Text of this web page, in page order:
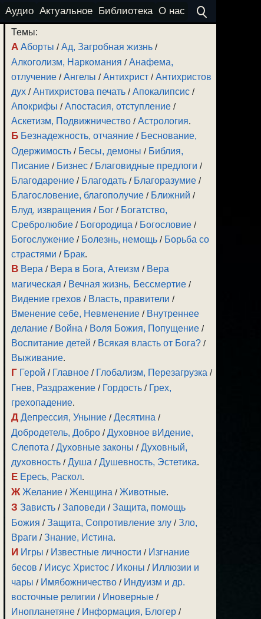
Аудио Актуальное Библиотека О нас
Темы:
А Аборты /Ад, Загробная жизнь /
Алкоголизм, Наркомания /Анафема,
отлучение /Ангелы /Антихрист /Антихристов
дух /Антихристова печать /Апокалипсис /
Апокрифы /Апостасия, отступление /
Аскетизм, Подвижничество /Астрология.
Б Безнадежность, отчаяние / Беснование,
Одержимость / Бесы, демоны / Библия,
Писание / Бизнес / Благовидные предлоги /
Благодарение / Благодать / Благоразумие /
Благословение, благополучие / Ближний /
Блуд, извращения / Бог / Богатство,
Сребролюбие / Богородица / Богословие /
Богослужение / Болезнь, немощь / Борьба со
страстями / Брак.
В Вера / Вера в Бога, Атеизм / Вера
магическая / Вечная жизнь, Бессмертие /
Видение грехов / Власть, правители /
Вменение себе, Невменение / Внутреннее
делание / Война / Воля Божия, Попущение /
Воспитание детей / Всякая власть от Бога? /
Выживание.
Г Герой / Главное / Глобализм, Перезагрузка /
Гнев, Раздражение / Гордость / Грех,
грехопадение.
Д Депрессия, Уныние /Десятина /
Добродетель, Добро /Духовное вИдение,
Слепота /Духовные законы /Духовный,
духовность /Душа /Душевность, Эстетика.
Е Ересь, Раскол.
Ж Желание /Женщина /Животные.
З Зависть /Заповеди /Защита, помощь
Божия /Защита, Сопротивление злу /Зло,
Враги /Знание, Истина.
И Игры / Известные личности / Изгнание
бесов / Иисус Христос / Иконы / Иллюзии и
чары / Имябожничество / Индуизм и др.
восточные религии / Иноверные /
Инопланетяне / Информация, Блогер /